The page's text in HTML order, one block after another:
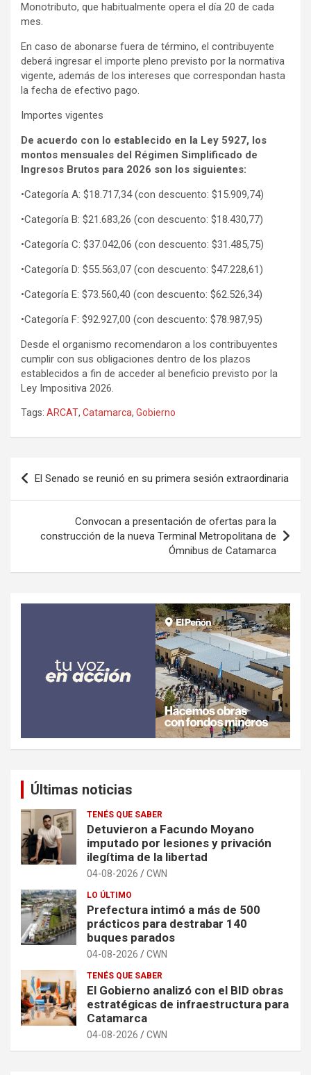
Monotributo, que habitualmente opera el día 20 de cada
mes.
En caso de abonarse fuera de término, el contribuyente
deberá ingresar el importe pleno previsto por la normativa
vigente, además de los intereses que correspondan hasta
la fecha de efectivo pago.
Importes vigentes
De acuerdo con lo establecido en la Ley 5927, los
montos mensuales del Régimen Simplificado de
Ingresos Brutos para 2026 son los siguientes:
•Categoría A: $18.717,34 (con descuento: $15.909,74)
•Categoría B: $21.683,26 (con descuento: $18.430,77)
•Categoría C: $37.042,06 (con descuento: $31.485,75)
•Categoría D: $55.563,07 (con descuento: $47.228,61)
•Categoría E: $73.560,40 (con descuento: $62.526,34)
•Categoría F: $92.927,00 (con descuento: $78.987,95)
Desde el organismo recomendaron a los contribuyentes
cumplir con sus obligaciones dentro de los plazos
establecidos a fin de acceder al beneficio previsto por la
Ley Impositiva 2026.
Tags: ARCAT, Catamarca, Gobierno
Navegación
de
entradas
El Senado se reunió en su primera sesión extraordinaria
Convocan a presentación de ofertas para la
construcción de la nueva Terminal Metropolitana de
Ómnibus de Catamarca
Últimas noticias
TENÉS QUE SABER
Detuvieron a Facundo Moyano
imputado por lesiones y privación
ilegítima de la libertad
04-08-2026 CWN
LO ÚLTIMO
Prefectura intimó a más de 500
prácticos para destrabar 140
buques parados
04-08-2026 CWN
TENÉS QUE SABER
El Gobierno analizó con el BID obras
estratégicas de infraestructura para
Catamarca
04-08-2026 CWN